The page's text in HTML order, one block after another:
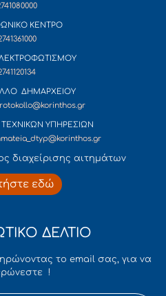
ΚΕΝΤΡΟ
ΔΗΜΑΡΧΕΙΟΥ
ΥΠΗΡΕΣΙΩΝ
διαχείρισης αιτημάτων
εδώ
ΔΕΛΤΙΟ
το email σας, για να
!